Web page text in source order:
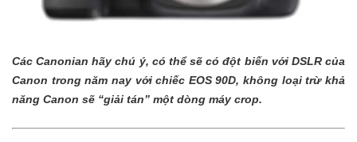
Các Canonian hãy chú ý, có thể sẽ có đột biến với DSLR của
Canon trong năm nay với chiếc EOS 90D, không loại trừ khả
năng Canon sẽ “giải tán” một dòng máy crop.